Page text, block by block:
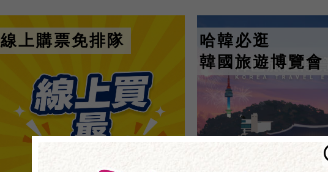
線上購票免排隊
哈韓必逛
韓國旅遊博覽會